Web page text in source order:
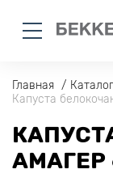
Главная Каталог
Капуста
АМАГЕР